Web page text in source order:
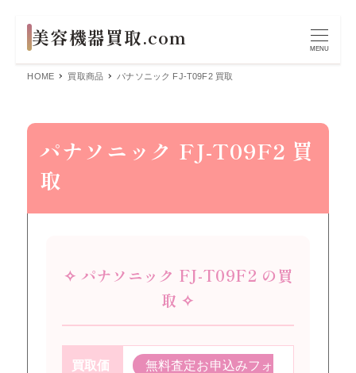
MENU
HOME 買取商品 パナソニック FJ-T09F2 買取
パナソニック FJ-T09F2 買
取
✧ パナソニック FJ-T09F2 の買
取 ✧
買取価
無料査定お申込みフォ